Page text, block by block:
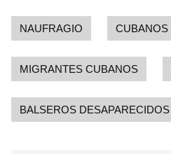
NAUFRAGIO CUBANOS
MIGRANTES CUBANOS
BALSEROS DESAPARECIDOS